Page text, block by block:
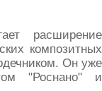
расширение
композитных
Он уже
"Роснано" и